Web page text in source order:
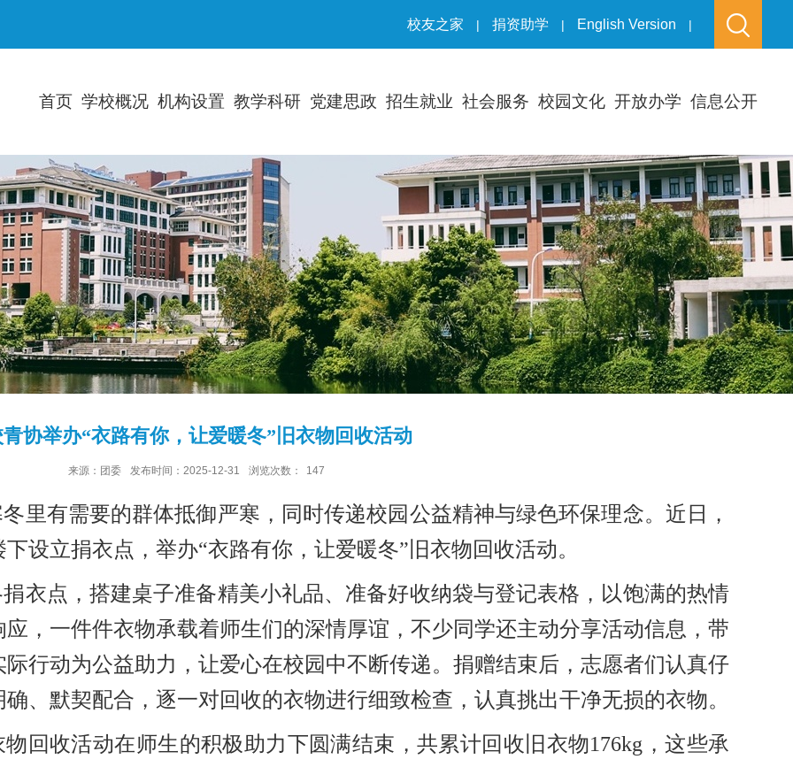
校友之家 | 捐资助学 | English Version |
首页 学校概况 机构设置 教学科研 党建思政 招生就业 社会服务 校园文化 开放办学 信息公开
协举办“衣路有你，让爱暖冬”旧衣物回收活动
来源：团委 发布时间：2025-12-31 浏览次数： 147
里有需要的群体抵御严寒，同时传递校园公益精神与绿色环保理念。近日，
设立捐衣点，举办“衣路有你，让爱暖冬”旧衣物回收活动。
衣点，搭建桌子准备精美小礼品、准备好收纳袋与登记表格，以饱满的热情
，一件件衣物承载着师生们的深情厚谊，不少同学还主动分享活动信息，带
行动为公益助力，让爱心在校园中不断传递。捐赠结束后，志愿者们认真仔
、默契配合，逐一对回收的衣物进行细致检查，认真挑出干净无损的衣物。
回收活动在师生的积极助力下圆满结束，共累计回收旧衣物176kg，这些承